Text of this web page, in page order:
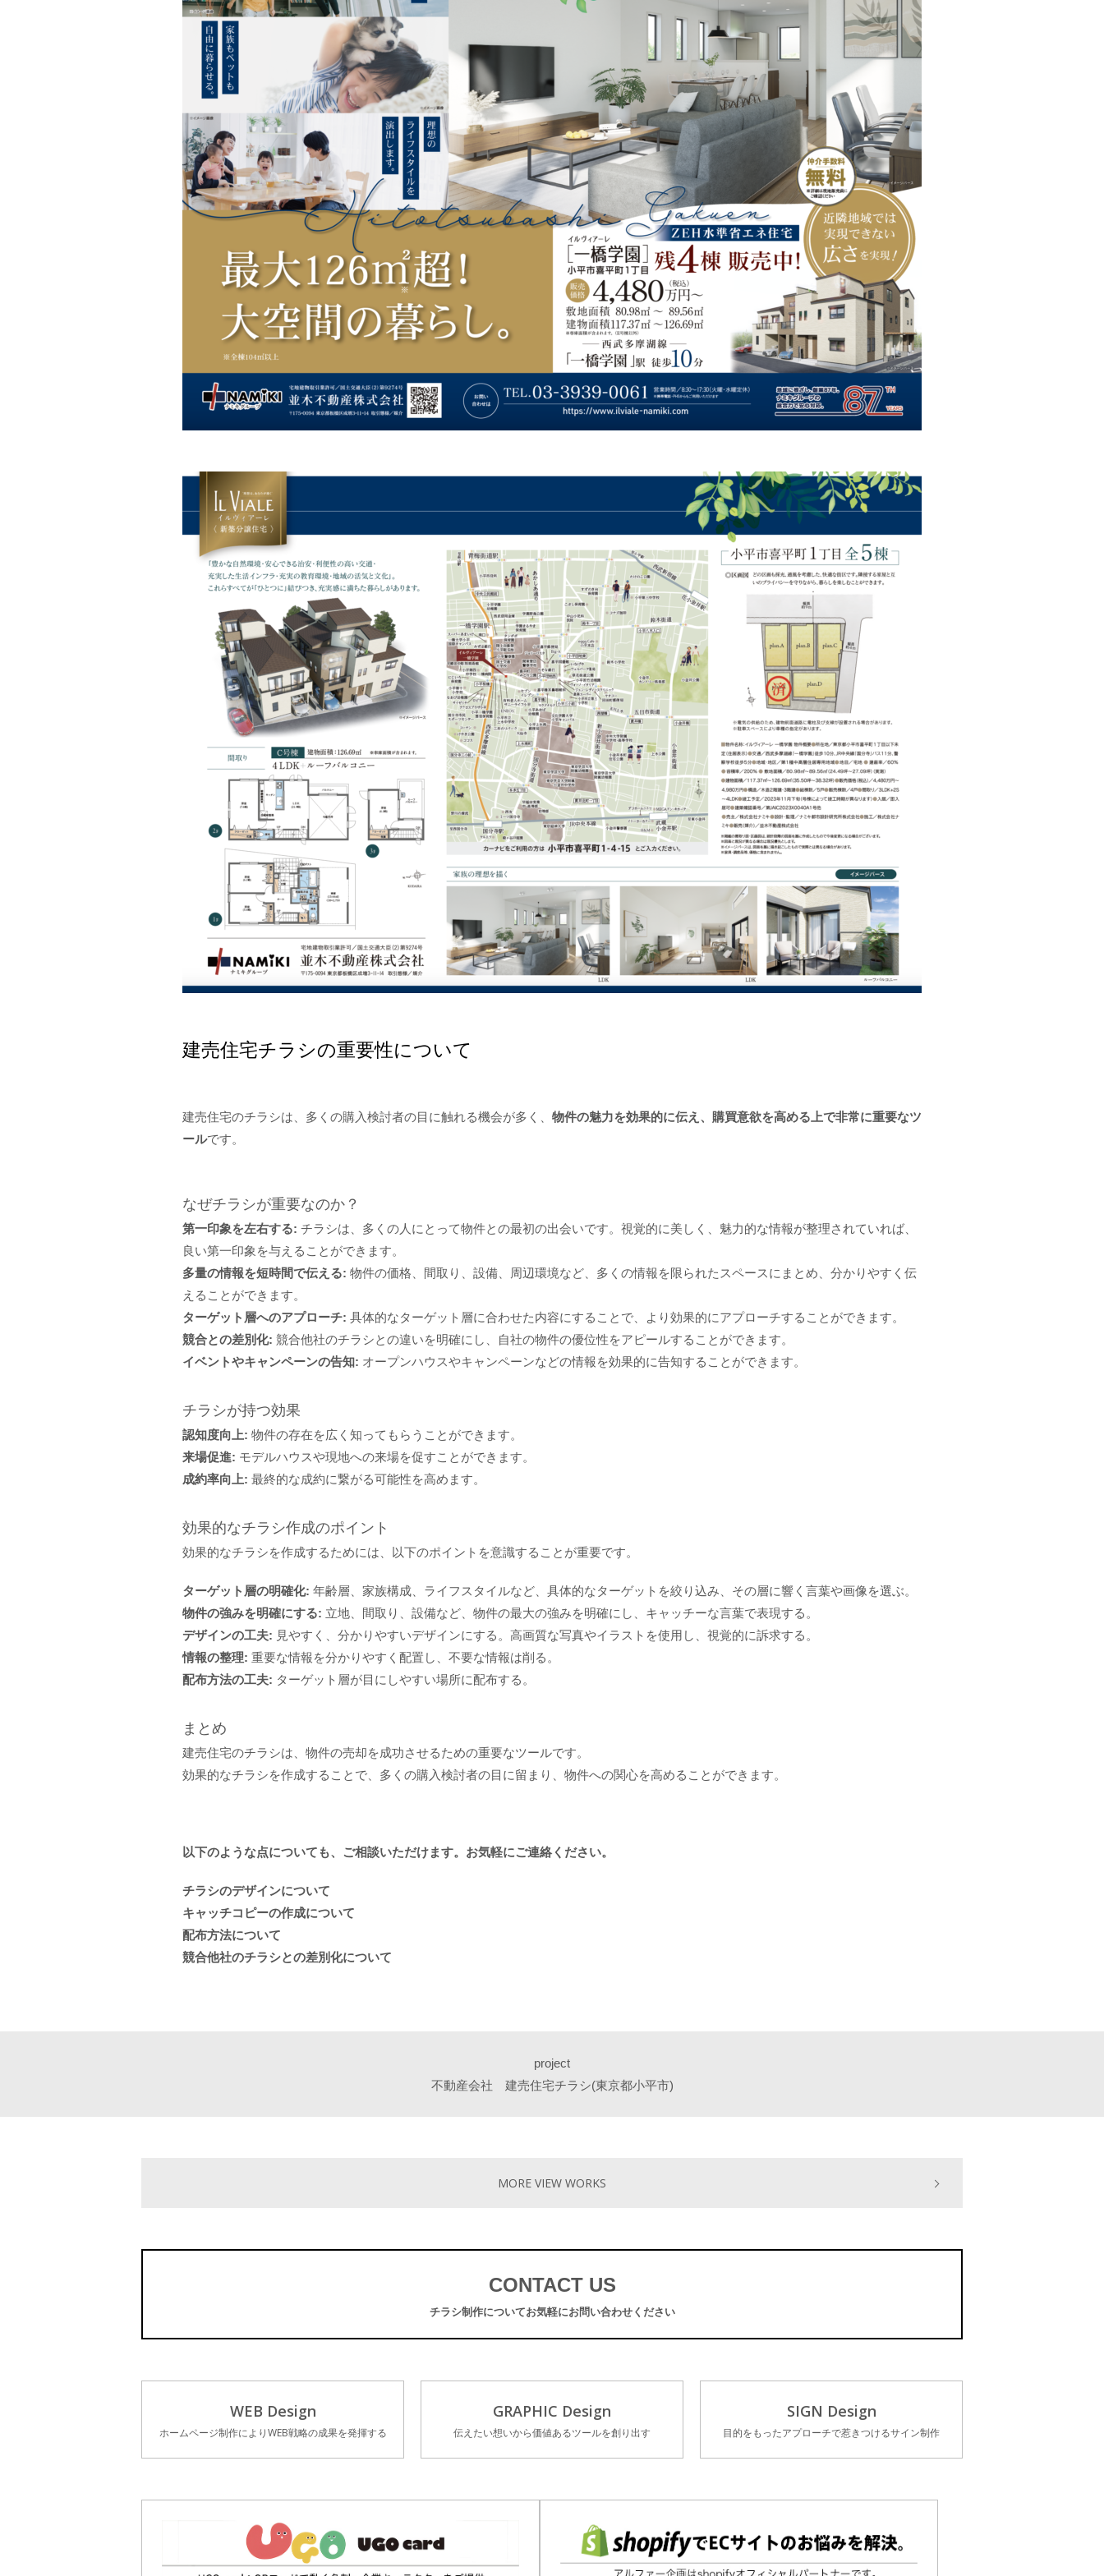
建売住宅チラシの重要性について
建売住宅のチラシは、多くの購入検討者の目に触れる機会が多く、 物件の魅力を効果的に伝え、購買意欲を高める上で非常に重要なツ
ールです。
なぜチラシが重要なのか？
第一印象を左右する: チラシは、多くの人にとって物件との最初の出会いです。視覚的に美しく、魅力的な情報が整理されていれば、
良い第一印象を与えることができます。
多量の情報を短時間で伝える: 物件の価格、間取り、設備、周辺環境など、多くの情報を限られたスペースにまとめ、分かりやすく伝
えることができます。
ターゲット層へのアプローチ: 具体的なターゲット層に合わせた内容にすることで、より効果的にアプローチすることができます。
競合との差別化: 競合他社のチラシとの違いを明確にし、自社の物件の優位性をアピールすることができます。
イベントやキャンペーンの告知: オープンハウスやキャンペーンなどの情報を効果的に告知することができます。
チラシが持つ効果
認知度向上: 物件の存在を広く知ってもらうことができます。
来場促進: モデルハウスや現地への来場を促すことができます。
成約率向上: 最終的な成約に繋がる可能性を高めます。
効果的なチラシ作成のポイント
効果的なチラシを作成するためには、以下のポイントを意識することが重要です。
ターゲット層の明確化: 年齢層、家族構成、ライフスタイルなど、具体的なターゲットを絞り込み、その層に響く言葉や画像を選ぶ。
物件の強みを明確にする: 立地、間取り、設備など、物件の最大の強みを明確にし、キャッチーな言葉で表現する。
デザインの工夫: 見やすく、分かりやすいデザインにする。高画質な写真やイラストを使用し、視覚的に訴求する。
情報の整理: 重要な情報を分かりやすく配置し、不要な情報は削る。
配布方法の工夫: ターゲット層が目にしやすい場所に配布する。
まとめ
建売住宅のチラシは、物件の売却を成功させるための重要なツールです。
効果的なチラシを作成することで、多くの購入検討者の目に留まり、物件への関心を高めることができます。
以下のような点についても、ご相談いただけます。お気軽にご連絡ください。
チラシのデザインについて
キャッチコピーの作成について
配布方法について
競合他社のチラシとの差別化について
project
不動産会社 建売住宅チラシ(東京都小平市)
MORE VIEW WORKS
CONTACT US
チラシ制作についてお気軽にお問い合わせください
WEB Design
ホームページ制作によりWEB戦略の成果を発揮する
GRAPHIC Design
伝えたい想いから価値あるツールを創り出す
SIGN Design
目的をもったアプローチで惹きつけるサイン制作